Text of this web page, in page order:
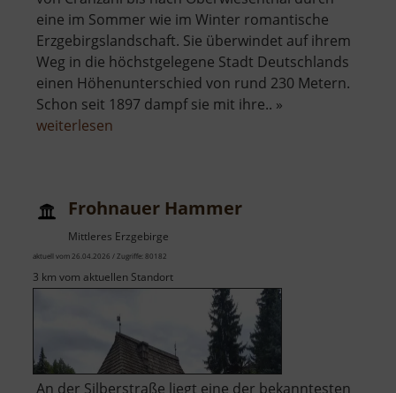
eine im Sommer wie im Winter romantische
Erzgebirgslandschaft. Sie überwindet auf ihrem
Weg in die höchstgelegene Stadt Deutschlands
einen Höhenunterschied von rund 230 Metern.
Schon seit 1897 dampf sie mit ihre.. »
weiterlesen
Frohnauer Hammer
Mittleres Erzgebirge
aktuell vom 26.04.2026 / Zugriffe: 80182
3 km vom aktuellen Standort
An der Silberstraße liegt eine der bekanntesten